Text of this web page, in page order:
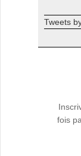
Tweets
fois